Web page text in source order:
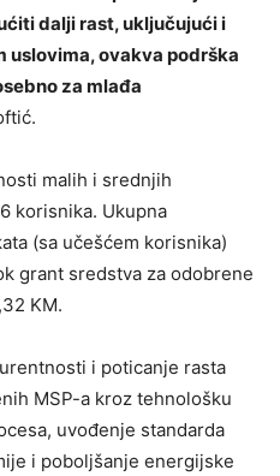
dalji rast, uključujući i
uslovima, ovakva podrška
za mlađa
malih i srednjih
korisnika. Ukupna
(sa učešćem korisnika)
grant sredstva za odobrene
KM.
i poticanje rasta
MSP-a kroz tehnološku
uvođenje standarda
i poboljšanje energijske